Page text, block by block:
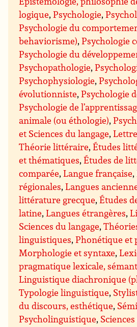
logique,Psychologie,
Psychologie du
behaviorisme),Psychologie
Psychologie du
Psychopathologie,
Psychophysiologie,
évolutionniste,Psychologie
Psychologie de
animale (ou éthologie),
et Sciences du langage,
Théorie littéraire,Études
et thématiques,Études de
comparée,Langue française,
régionales,Langues
littérature grecque,Études
latine,Langues étrangères,
Sciences du langage,
linguistiques,Phonétique et
Morphologie et syntaxe,
pragmatique lexicale,
Linguistique diachronique
Typologie linguistique,
du discours, esthétique,
Psycholinguistique,